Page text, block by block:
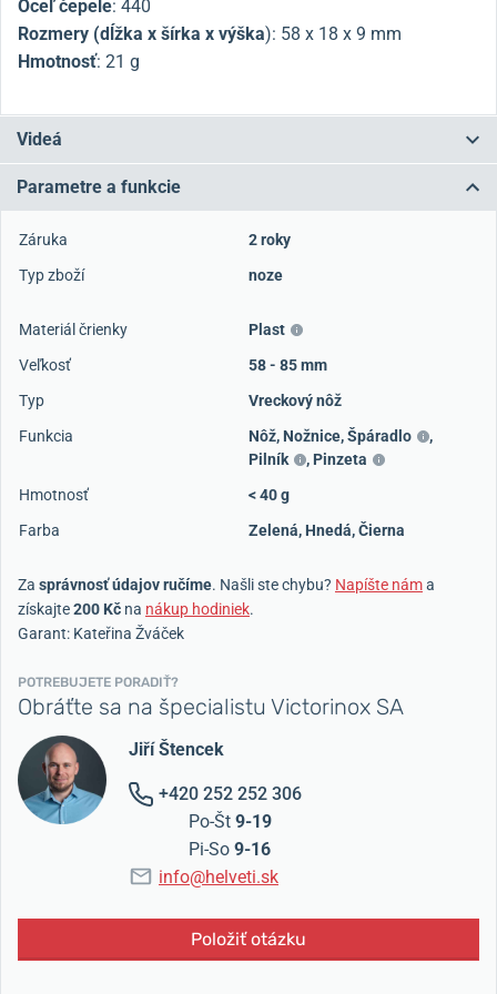
Oceľ čepele: 440
Rozmery (dĺžka x šírka x výška): 58 x 18 x 9 mm
Hmotnosť: 21 g
Videá
Parametre a funkcie
Záruka
2 roky
Typ zboží
noze
Materiál črienky
Plast
Veľkosť
58 - 85 mm
Typ
Vreckový nôž
Funkcia
Nôž, Nožnice,Špáradlo
,
Pilník
, Pinzeta
Hmotnosť
< 40 g
Farba
Zelená, Hnedá,Čierna
Za správnosť údajov ručíme. Našli ste chybu? Napíšte náma
získajte200 Kč na nákup hodiniek.
Garant: Kateřina Žváček
POTREBUJETE PORADIŤ?
Obráťte sa na špecialistu Victorinox SA
Jiří Štencek
+420 252 252 306
Po-Št 9-19
Pi-So 9-16
info@helveti.sk
Položiť otázku